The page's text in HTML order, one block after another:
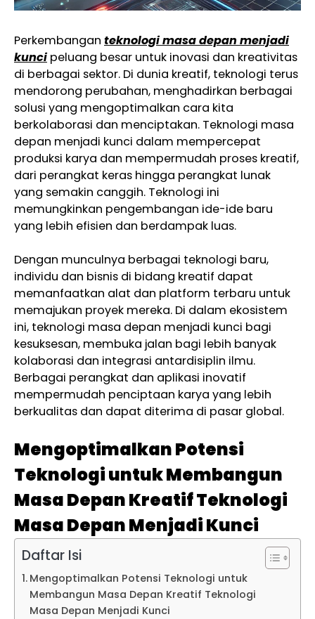
Perkembangan teknologi masa depan menjadi
kuncipeluang besar untuk inovasi dan kreativitas
di berbagai sektor. Di dunia kreatif, teknologi terus
mendorong perubahan, menghadirkan berbagai
solusi yang mengoptimalkan cara kita
berkolaborasi dan menciptakan. Teknologi masa
depan menjadi kunci dalam mempercepat
produksi karya dan mempermudah proses kreatif,
dari perangkat keras hingga perangkat lunak
yang semakin canggih. Teknologi ini
memungkinkan pengembangan ide-ide baru
yang lebih efisien dan berdampak luas.
Dengan munculnya berbagai teknologi baru,
individu dan bisnis di bidang kreatif dapat
memanfaatkan alat dan platform terbaru untuk
memajukan proyek mereka. Di dalam ekosistem
ini, teknologi masa depan menjadi kunci bagi
kesuksesan, membuka jalan bagi lebih banyak
kolaborasi dan integrasi antardisiplin ilmu.
Berbagai perangkat dan aplikasi inovatif
mempermudah penciptaan karya yang lebih
berkualitas dan dapat diterima di pasar global.
Mengoptimalkan Potensi
Teknologi untuk Membangun
Masa Depan Kreatif Teknologi
Masa Depan Menjadi Kunci
Daftar Isi
Mengoptimalkan Potensi Teknologi untuk
Membangun Masa Depan Kreatif Teknologi
Masa Depan Menjadi Kunci